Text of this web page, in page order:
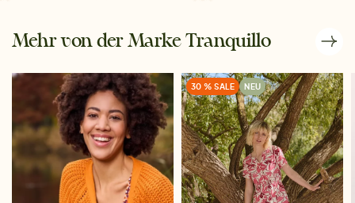
Mehr von der Marke Tranquillo
30 % SALE NEU